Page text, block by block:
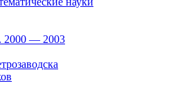
2000 — 2003